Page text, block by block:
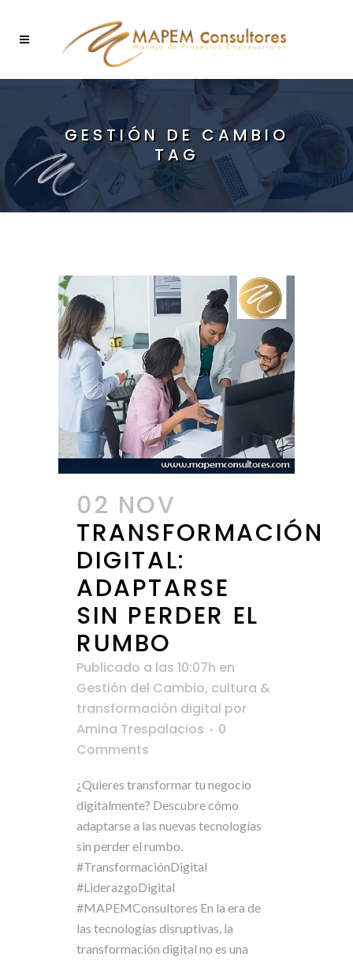
GESTIÓN DE CAMBIO
TAG
02 NOV
TRANSFORMACIÓN
DIGITAL:
ADAPTARSE
SIN PERDER EL
RUMBO
Publicado a las 10:07h en
Gestión del Cambio, cultura &
transformación digital por
Amina Trespalacios
0
Comments
¿Quieres transformar tu negocio
digitalmente? Descubre cómo
adaptarse a las nuevas tecnologías
sin perder el rumbo.
#TransformaciónDigital
#LiderazgoDigital
#MAPEMConsultores En la era de
las tecnologías disruptivas, la
transformación digital no es una